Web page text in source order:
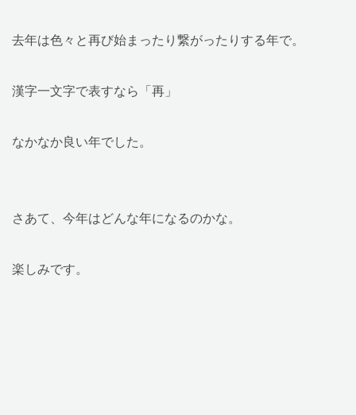
去年は色々と再び始まったり繋がったりする年で。
漢字一文字で表すなら「再」
なかなか良い年でした。
さあて、今年はどんな年になるのかな。
楽しみです。